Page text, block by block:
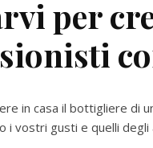
per
in casa il bottigliere di
i vostri gusti e quelli degli